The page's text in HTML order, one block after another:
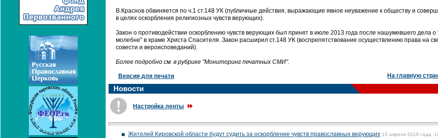
В.Краснов обвиняется по ч.1 ст.148 УК (публичные действия, выражающие явное неуважение к обществу и
в целях оскорбления религиозных чувств верующих).
Закон о противодействии оскорблению чувств верующих был принят в июле 2013 года после нашумевшего дела о
молебне" в храме Христа Спасителя. Закон расширил ст.148 УК (воспрепятствование осуществлению права на
совести и вероисповеданий).
Более подробно см. в рубрике "Мониторинг печатных СМИ".
Версия для печати На главную
Новости
Настройка ленты
Жителей Кировской области будут судить за оскорбление чувств православных верующих 15 апреля 2016 года,